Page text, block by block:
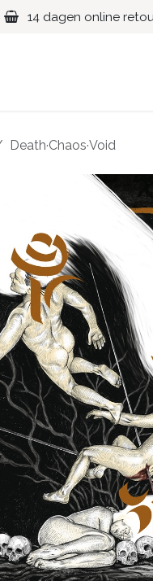
14 dagen online
Death·Chaos·Void